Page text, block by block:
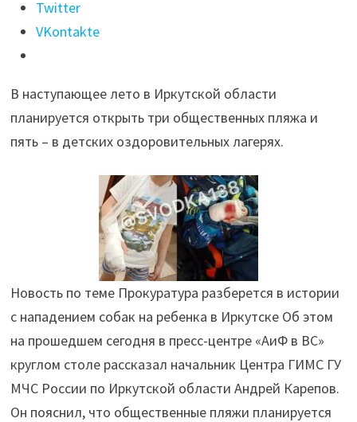
Иркутской
области
планируется
три
общественных
пляжа"
Twitter
VKontakte
В наступающее лето в Иркутской области
планируется открыть три общественных пляжа и
пять – в детских оздоровительных лагерях.
Новость по теме Прокуратура разберется в истории
с нападением собак на ребенка в Иркутске Об этом
на прошедшем сегодня в пресс-центре «АиФ в ВС»
круглом столе рассказал начальник Центра ГИМС ГУ
МЧС России по Иркутской области Андрей Карепов.
Он пояснил, что общественные пляжи планируется